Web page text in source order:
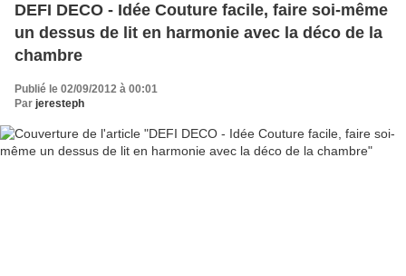
DEFI DECO - Idée Couture facile, faire soi-même
un dessus de lit en harmonie avec la déco de la
chambre
Publié le 02/09/2012 à 00:01
Par jeresteph